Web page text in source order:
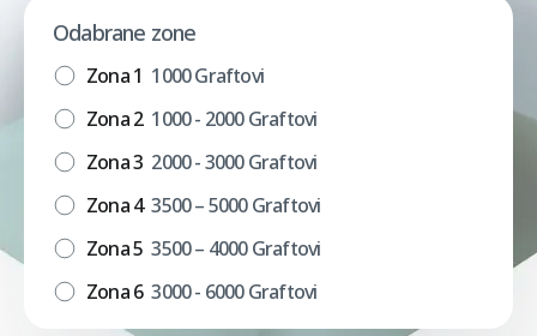
Odabrane zone
Zona 1 1000 Graftovi
Zona 2 1000 - 2000 Graftovi
Zona 3 2000 - 3000 Graftovi
Zona 4 3500 – 5000 Graftovi
Zona 5 3500 – 4000 Graftovi
Zona 6 3000 - 6000 Graftovi